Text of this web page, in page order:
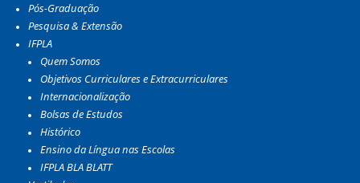
Pós-Graduação
Pesquisa & Extensão
IFPLA
Quem Somos
Objetivos Curriculares e Extracurriculares
Internacionalização
Bolsas de Estudos
Histórico
Ensino da Língua nas Escolas
IFPLA BLA BLATT